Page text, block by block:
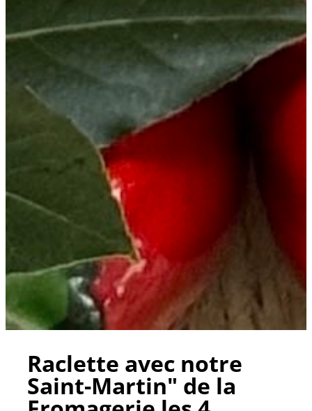
Raclette avec notre
Saint-Martin" de la